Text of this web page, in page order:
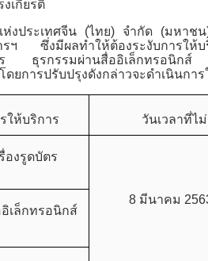
เกียรติ
ห่งประเทศจีน (ไทย) จำกัด (มหาช
รฯ
ซึ่งมีผลทำให้ต้องระงับการให้
ร ธุรกรรมผ่านสื่ออิเล็กทรอนิกส์
โดยการปรับปรุงดังกล่าวจะดำเนินการ
ให้บริการ วันเวลาที่ไ
องรูดบัตร
8 มีนาคม
เล็กทรอนิกส์